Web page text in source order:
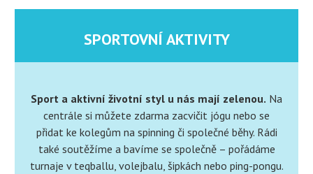
SPORTOVNÍ AKTIVITY
Sport a aktivní životní styl u nás mají zelenou. Na
centrále si můžete zdarma zacvičit jógu nebo se
přidat ke kolegům na spinning či společné běhy. Rádi
také soutěžíme a bavíme se společně – pořádáme
turnaje v teqballu, volejbalu, šipkách nebo ping-pongu.